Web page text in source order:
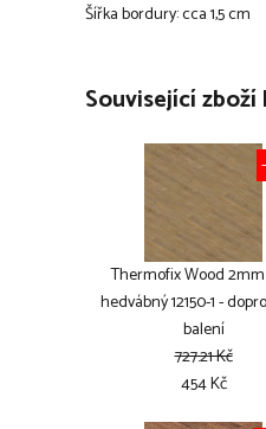
Šířka bordury: cca 1,5 cm
Související
Thermofix Wood
hedvábný 12150-1 -
balení
727.21 Kč
454 Kč